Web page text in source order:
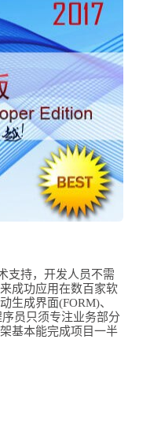
支持，开发人员不需
成功应用在数百家软
生成界面(FORM)、
员只须专注业务部分
基本能完成项目一半